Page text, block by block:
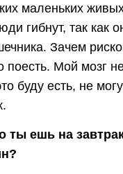
маленьких
гибнут, так как
Зачем
поесть. Мой мозг
буду есть, не
ты ешь на